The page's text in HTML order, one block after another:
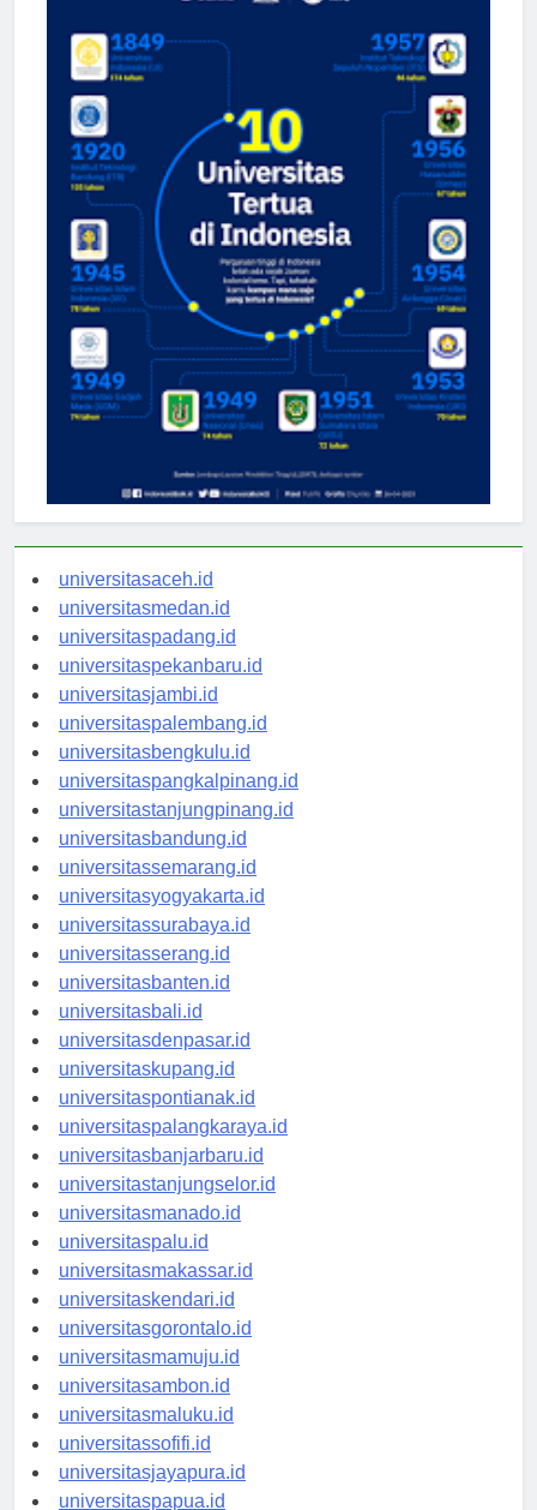
universitasaceh.id
universitasmedan.id
universitaspadang.id
universitaspekanbaru.id
universitasjambi.id
universitaspalembang.id
universitasbengkulu.id
universitaspangkalpinang.id
universitastanjungpinang.id
universitasbandung.id
universitassemarang.id
universitasyogyakarta.id
universitassurabaya.id
universitasserang.id
universitasbanten.id
universitasbali.id
universitasdenpasar.id
universitaskupang.id
universitaspontianak.id
universitaspalangkaraya.id
universitasbanjarbaru.id
universitastanjungselor.id
universitasmanado.id
universitaspalu.id
universitasmakassar.id
universitaskendari.id
universitasgorontalo.id
universitasmamuju.id
universitasambon.id
universitasmaluku.id
universitassofifi.id
universitasjayapura.id